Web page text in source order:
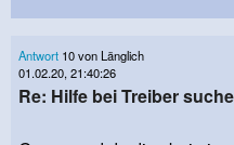
Antwort 10 von Länglich
01.02.20, 21:40:26
Re: Hilfe bei Treiber